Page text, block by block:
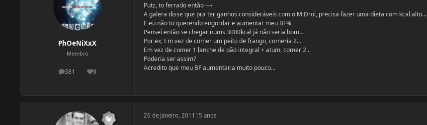
PhOeNiXxX
Membro
381
postagens9
Reputação
Putz, to ferrado então ¬¬
A galera disse que pra ter ganhos consideráveis com o M Drol, precisa fazer uma dieta com kcal alto...
E eu não to querendo engordar e aumentar meu BF%
Pensei então se chegar nums 3000kcal já não seria bom...
Por ex, Em vez de comer um peito de frango, comeria 2...
Em vez de comer 1 lanche de pão integral + atum, comer 2...
Poderia ser assim?
Acredito que meu BF aumentaria muito pouco...
26 de Janeiro, 2011 15 anos